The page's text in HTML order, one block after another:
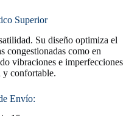
Superior
Su diseño optimiza el
congestionadas como en
vibraciones e imperfecciones
y confortable.
Envío: